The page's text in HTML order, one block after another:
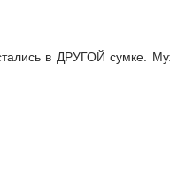
в ДРУГОЙ сумке.